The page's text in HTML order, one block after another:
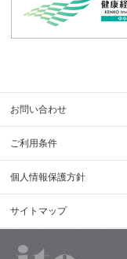
お問い合わせ
ご利用条件
個人情報保護方針
サイトマップ